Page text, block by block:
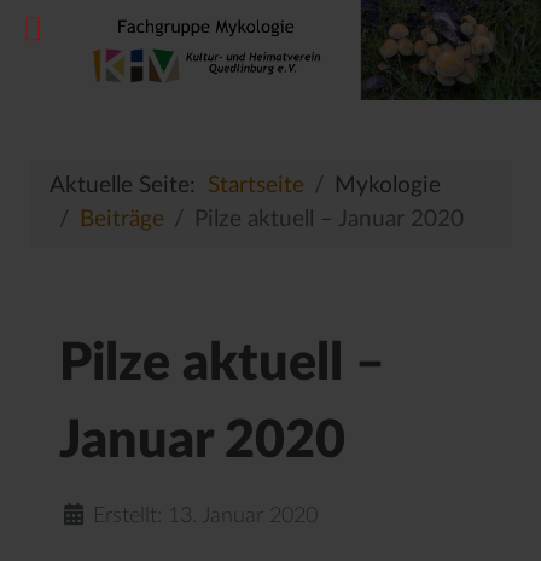
Aktuelle Seite: Startseite
Mykologie
Beiträge
Pilze aktuell – Januar 2020
Pilze aktuell –
Januar 2020
Erstellt: 13. Januar 2020